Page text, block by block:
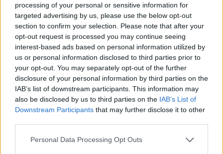
processing of your personal or sensitive information for
targeted advertising by us, please use the below opt-out
section to confirm your selection. Please note that after your
opt-out request is processed you may continue seeing
interest-based ads based on personal information utilized by
us or personal information disclosed to third parties prior to
your opt-out. You may separately opt-out of the further
disclosure of your personal information by third parties on the
IAB’s list of downstream participants. This information may
also be disclosed by us to third parties on the IAB’s List of
Downstream Participants that may further disclose it to other
Personal Data Processing Opt Outs
Doren22
Lebende Forenlegende
Tschüssi
27 April 2026
cooley,Bela486 ,mimmel1und3 anderen gefällt dies.